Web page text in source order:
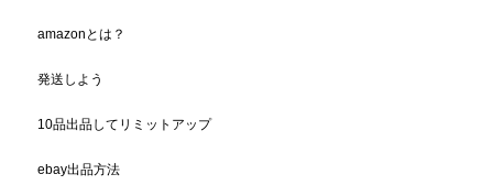
amazonとは？
発送しよう
10品出品してリミットアップ
ebay出品方法